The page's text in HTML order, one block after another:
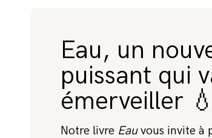
F
AI
R
E
U
N
D
O
N
Eau, un
puissant qui
émerveiller 💧
Notre livre Eauvous invite à